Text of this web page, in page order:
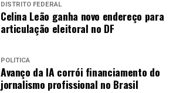
DISTRITO FEDERAL
Celina Leão ganha novo endereço para
articulação eleitoral no DF
POLÍTICA
Avanço da IA corrói financiamento do
jornalismo profissional no Brasil